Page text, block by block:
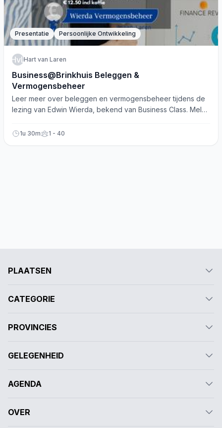
Presentatie Persoonlijke Ontwikkeling
HvLHart van Laren
Business@Brinkhuis Beleggen &
Vermogensbeheer
Leer meer over beleggen en vermogensbeheer tijdens de
lezing van Edwin Wierda, bekend van Business Class. Meld
1u 30m 1 - 40
PLAATSEN
CATEGORIE
PROVINCIES
GELEGENHEID
AGENDA
OVER